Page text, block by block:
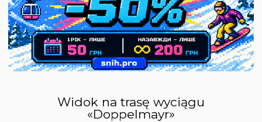
Widok na trasę wyciągu
«Doppelmayr»